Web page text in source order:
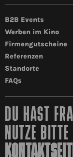
B2B Events
Werben im Kino
Firmengutscheine
Referenzen
Standorte
FAQs
DU HAST
NUTZE